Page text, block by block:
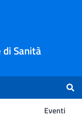
Sanità
Eventi